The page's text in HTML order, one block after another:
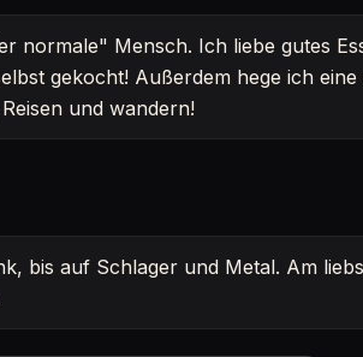
normale" Mensch. Ich liebe gutes
gekocht! Außerdem hege ich eine
und wandern!
bis auf Schlager und Metal. Am